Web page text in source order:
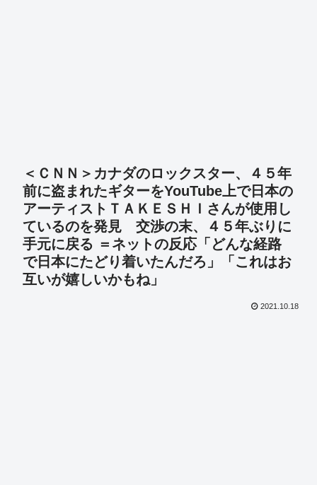
＜ＣＮＮ＞カナダのロックスター、４５年
前に盗まれたギターをYouTube上で日本の
アーティストＴＡＫＥＳＨＩさんが使用し
ているのを発見 交渉の末、４５年ぶりに
手元に戻る ＝ネットの反応「どんな経路
で日本にたどり着いたんだろ」「これはお
互いが嬉しいかもね」
2021.10.18